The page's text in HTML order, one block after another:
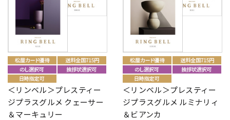
＜リンベル＞プレスティー
ジプラスグルメ クェーサー
＆マーキュリー
＜リンベル＞プレスティー
ジプラスグルメ ルミナリィ
＆ビアンカ